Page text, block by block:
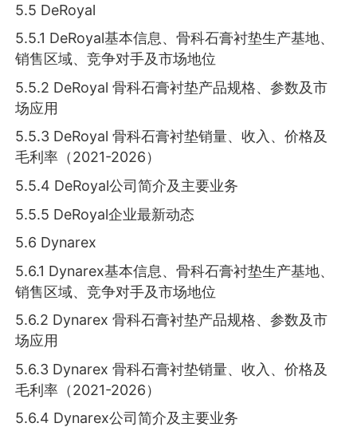
5.5 DeRoyal
5.5.1 DeRoyal基本信息、骨科石膏衬垫生产基地、
销售区域、竞争对手及市场地位
5.5.2 DeRoyal 骨科石膏衬垫产品规格、参数及市
场应用
5.5.3 DeRoyal 骨科石膏衬垫销量、收入、价格及
毛利率（2021-2026）
5.5.4 DeRoyal公司简介及主要业务
5.5.5 DeRoyal企业最新动态
5.6 Dynarex
5.6.1 Dynarex基本信息、骨科石膏衬垫生产基地、
销售区域、竞争对手及市场地位
5.6.2 Dynarex 骨科石膏衬垫产品规格、参数及市
场应用
5.6.3 Dynarex 骨科石膏衬垫销量、收入、价格及
毛利率（2021-2026）
5.6.4 Dynarex公司简介及主要业务